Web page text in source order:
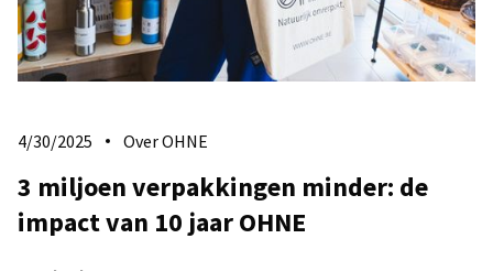
4/30/2025 Over OHNE
3 miljoen verpakkingen minder: de
impact van 10 jaar OHNE